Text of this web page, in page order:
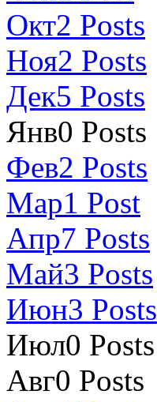
Окт2 Posts
Ноя2 Posts
Дек5 Posts
Янв0 Posts
Фев2 Posts
Мар1 Post
Апр7 Posts
Май3 Posts
Июн3 Posts
Июл0 Posts
Авг0 Posts